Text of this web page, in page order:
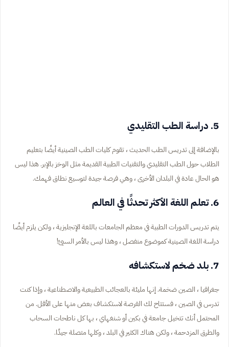
5. دراسة الطب التقليدي
بالإضافة إلى تدريس الطب الحديث ، تقوم كليات الطب الصينية أيضًا بتعليم
الطلاب حول الطب التقليدي والتقنيات الطبية القديمة مثل الوخز بالإبر. هذا ليس
هو الحال عادة في البلدان الأخرى ، وهي فرصة جيدة لتوسيع نطاق فهمك.
6. تعلم اللغة الأكثر تحدثًا في العالم
يتم تدريس الدورات الطبية في معظم الجامعات باللغة الإنجليزية ، ولكن يلزم أيضًا
دراسة اللغة الصينية كموضوع منفصل ، وهذا ليس بالأمر السيئ!
7. بلد ضخم لاستكشافه
جغرافيا ، الصين ضخمة. إنها مليئة بالعجائب الطبيعية والاصطناعية ، وإذا كنت
تدرس في الصين ، فستتاح لك الفرصة لاستكشاف بعض منها على الأقل. من
المحتمل أنك تتخيل جامعة في بكين أو شنغهاي ، بها كل ناطحات السحاب
والطرق المزدحمة ، ولكن هناك الكثير في البلد ، وكلها متصلة جيدًا.